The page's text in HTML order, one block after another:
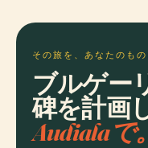
その旅を、あなたのもの
ブルゲー
碑を計画
Audialaで。